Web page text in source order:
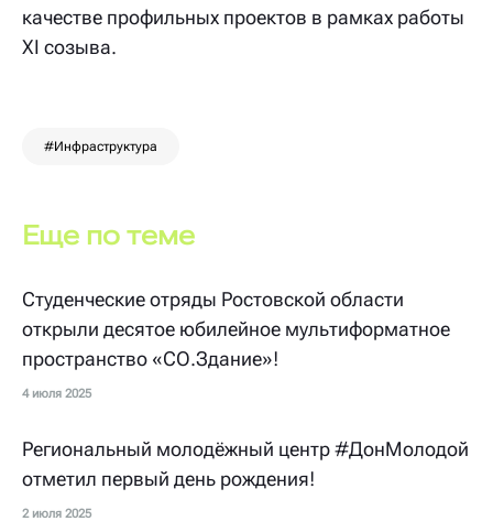
#Инфраструктура
качестве профильных проектов в рамках работы
XI созыва.
Еще по теме
Студенческие отряды Ростовской области
открыли десятое юбилейное мультиформатное
пространство «СО.Здание»!
4 июля 2025
Региональный молодёжный центр #ДонМолодой
отметил первый день рождения!
2 июля 2025